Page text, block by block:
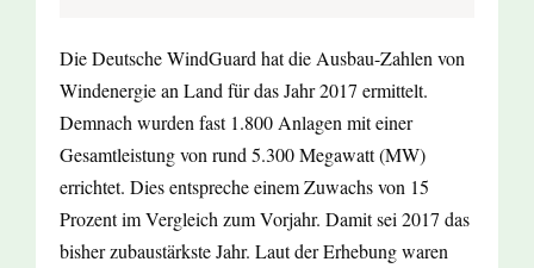
Die Deutsche WindGuard hat die Ausbau-Zahlen von
Windenergie an Land für das Jahr 2017 ermittelt.
Demnach wurden fast 1.800 Anlagen mit einer
Gesamtleistung von rund 5.300 Megawatt (MW)
errichtet. Dies entspreche einem Zuwachs von 15
Prozent im Vergleich zum Vorjahr. Damit sei 2017 das
bisher zubaustärkste Jahr. Laut der Erhebung waren